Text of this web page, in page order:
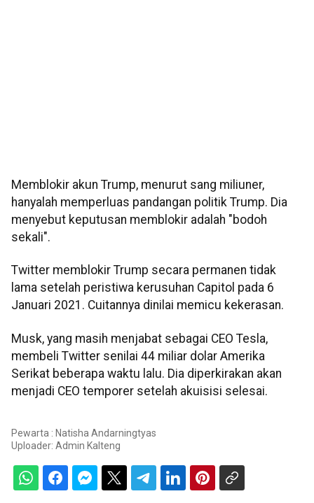
Memblokir akun Trump, menurut sang miliuner,
hanyalah memperluas pandangan politik Trump. Dia
menyebut keputusan memblokir adalah "bodoh
sekali".
Twitter memblokir Trump secara permanen tidak
lama setelah peristiwa kerusuhan Capitol pada 6
Januari 2021. Cuitannya dinilai memicu kekerasan.
Musk, yang masih menjabat sebagai CEO Tesla,
membeli Twitter senilai 44 miliar dolar Amerika
Serikat beberapa waktu lalu. Dia diperkirakan akan
menjadi CEO temporer setelah akuisisi selesai.
Pewarta : Natisha Andarningtyas
Uploader: Admin Kalteng